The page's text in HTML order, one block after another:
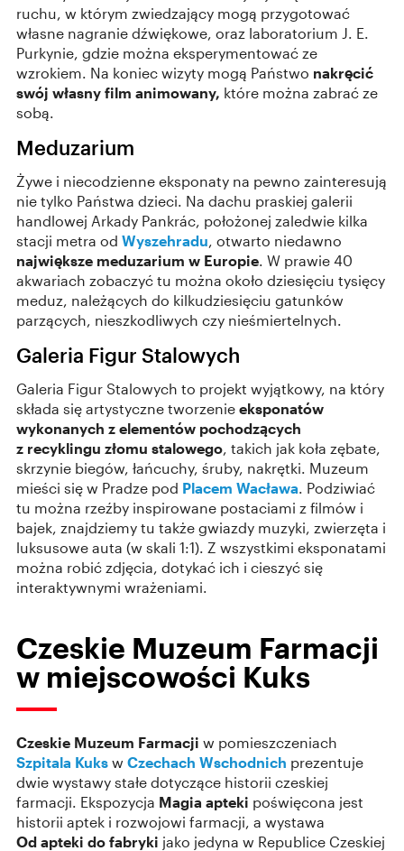
ruchu, w którym zwiedzający mogą przygotować
własne nagranie dźwiękowe, oraz laboratorium J. E.
Purkynie, gdzie można eksperymentować ze
wzrokiem. Na koniec wizyty mogą Państwo nakręcić
swój własny film animowany, które można zabrać ze
sobą.
Meduzarium
Żywe i niecodzienne eksponaty na pewno zainteresują
nie tylko Państwa dzieci. Na dachu praskiej galerii
handlowej Arkady Pankrác, położonej zaledwie kilka
stacji metra od Wyszehradu, otwarto niedawno
największe meduzarium w Europie. W prawie 40
akwariach zobaczyć tu można około dziesięciu tysięcy
meduz, należących do kilkudziesięciu gatunków
parzących, nieszkodliwych czy nieśmiertelnych.
Galeria Figur Stalowych
Galeria Figur Stalowych to projekt wyjątkowy, na który
składa się artystyczne tworzenie eksponatów
wykonanych z elementów pochodzących
z recyklingu złomu stalowego, takich jak koła zębate,
skrzynie biegów, łańcuchy, śruby, nakrętki. Muzeum
mieści się w Pradze pod Placem Wacława. Podziwiać
tu można rzeźby inspirowane postaciami z filmów i
bajek, znajdziemy tu także gwiazdy muzyki, zwierzęta i
luksusowe auta (w skali 1:1). Z wszystkimi eksponatami
można robić zdjęcia, dotykać ich i cieszyć się
interaktywnymi wrażeniami.
Czeskie Muzeum Farmacji
w miejscowości Kuks
Czeskie Muzeum Farmacji w pomieszczeniach
Szpitala Kuks w Czechach Wschodnich prezentuje
dwie wystawy stałe dotyczące historii czeskiej
farmacji. Ekspozycja Magia apteki poświęcona jest
historii aptek i rozwojowi farmacji, a wystawa
Od apteki do fabryki jako jedyna w Republice Czeskiej